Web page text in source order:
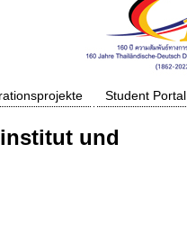
Student Portal
und